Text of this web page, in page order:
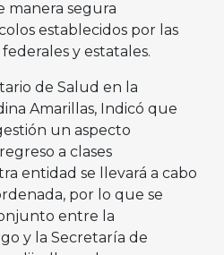
manera segura
establecidos por las
y estatales.
de Salud en la
Amarillas, Indicó que
un aspecto
a clases
entidad se llevará a cabo
por lo que se
entre la
y la Secretaría de